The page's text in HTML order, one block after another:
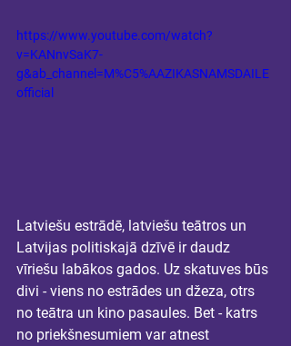
https://www.youtube.com/watch?
v=KANnvSaK7-
g&ab_channel=M%C5%AAZIKASNAMSDAILE
official
Latviešu estrādē, latviešu teātros un
Latvijas politiskajā dzīvē ir daudz
vīriešu labākos gados. Uz skatuves būs
divi - viens no estrādes un džeza, otrs
no teātra un kino pasaules. Bet - katrs
no priekšnesumiem var atnest